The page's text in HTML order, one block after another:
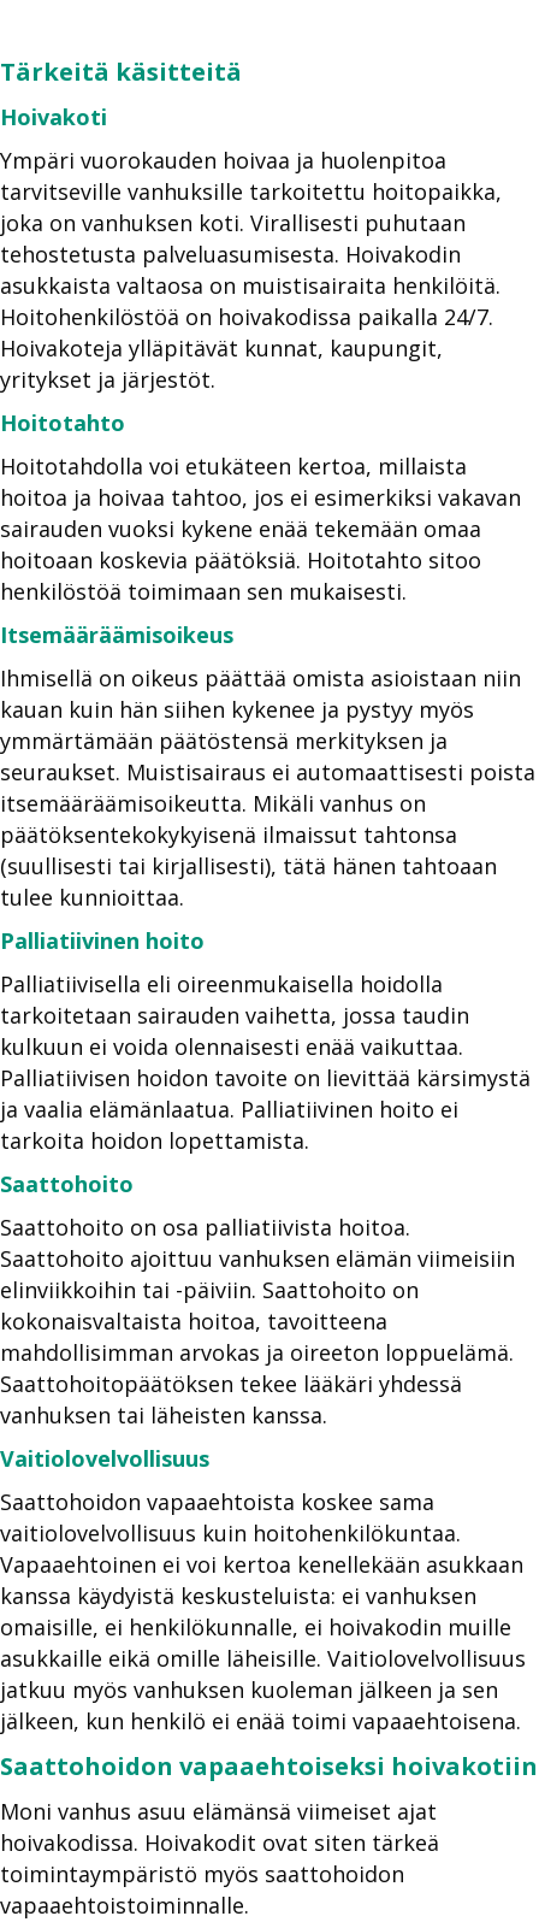
Tärkeitä käsitteitä
Hoivakoti
Ympäri vuorokauden hoivaa ja huolenpitoa
tarvitseville vanhuksille tarkoitettu hoitopaikka,
joka on vanhuksen koti. Virallisesti puhutaan
tehostetusta palveluasumisesta. Hoivakodin
asukkaista valtaosa on muistisairaita henkilöitä.
Hoitohenkilöstöä on hoivakodissa paikalla 24/7.
Hoivakoteja ylläpitävät kunnat, kaupungit,
yritykset ja järjestöt.
Hoitotahto
Hoitotahdolla voi etukäteen kertoa, millaista
hoitoa ja hoivaa tahtoo, jos ei esimerkiksi vakavan
sairauden vuoksi kykene enää tekemään omaa
hoitoaan koskevia päätöksiä. Hoitotahto sitoo
henkilöstöä toimimaan sen mukaisesti.
Itsemääräämisoikeus
Ihmisellä on oikeus päättää omista asioistaan niin
kauan kuin hän siihen kykenee ja pystyy myös
ymmärtämään päätöstensä merkityksen ja
seuraukset. Muistisairaus ei automaattisesti poista
itsemääräämisoikeutta. Mikäli vanhus on
päätöksentekokykyisenä ilmaissut tahtonsa
(suullisesti tai kirjallisesti), tätä hänen tahtoaan
tulee kunnioittaa.
Palliatiivinen hoito
Palliatiivisella eli oireenmukaisella hoidolla
tarkoitetaan sairauden vaihetta, jossa taudin
kulkuun ei voida olennaisesti enää vaikuttaa.
Palliatiivisen hoidon tavoite on lievittää kärsimystä
ja vaalia elämänlaatua. Palliatiivinen hoito ei
tarkoita hoidon lopettamista.
Saattohoito
Saattohoito on osa palliatiivista hoitoa.
Saattohoito ajoittuu vanhuksen elämän viimeisiin
elinviikkoihin tai -päiviin. Saattohoito on
kokonaisvaltaista hoitoa, tavoitteena
mahdollisimman arvokas ja oireeton loppuelämä.
Saattohoitopäätöksen tekee lääkäri yhdessä
vanhuksen tai läheisten kanssa.
Vaitiolovelvollisuus
Saattohoidon vapaaehtoista koskee sama
vaitiolovelvollisuus kuin hoitohenkilökuntaa.
Vapaaehtoinen ei voi kertoa kenellekään asukkaan
kanssa käydyistä keskusteluista: ei vanhuksen
omaisille, ei henkilökunnalle, ei hoivakodin muille
asukkaille eikä omille läheisille. Vaitiolovelvollisuus
jatkuu myös vanhuksen kuoleman jälkeen ja sen
jälkeen, kun henkilö ei enää toimi vapaaehtoisena.
Saattohoidon vapaaehtoiseksi hoivakotiin
Moni vanhus asuu elämänsä viimeiset ajat
hoivakodissa. Hoivakodit ovat siten tärkeä
toimintaympäristö myös saattohoidon
vapaaehtoistoiminnalle.